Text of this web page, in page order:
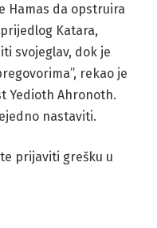
Hamas da opstruira
Katara,
svojeglav, dok je
rekao je
Yedioth Ahronoth.
nastaviti.
prijaviti grešku u